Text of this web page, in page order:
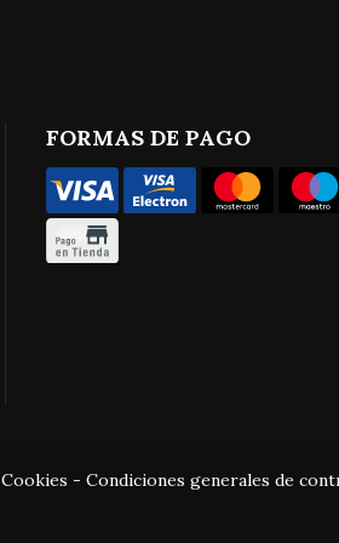
FORMAS DE PAGO
Cookies - Condiciones generales de